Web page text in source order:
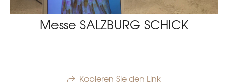
Messe SALZBURG SCHICK
Kopieren Sie den Link